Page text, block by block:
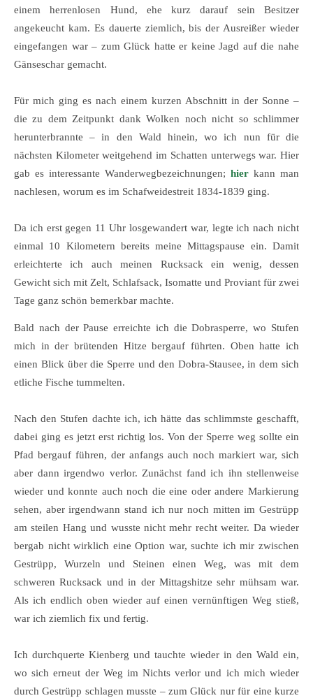
einem herrenlosen Hund, ehe kurz darauf sein Besitzer
angekeucht kam. Es dauerte ziemlich, bis der Ausreißer wieder
eingefangen war – zum Glück hatte er keine Jagd auf die nahe
Gänseschar gemacht.
Für mich ging es nach einem kurzen Abschnitt in der Sonne –
die zu dem Zeitpunkt dank Wolken noch nicht so schlimmer
herunterbrannte – in den Wald hinein, wo ich nun für die
nächsten Kilometer weitgehend im Schatten unterwegs war. Hier
gab es interessante Wanderwegbezeichnungen; hier kann man
nachlesen, worum es im Schafweidestreit 1834-1839 ging.
Da ich erst gegen 11 Uhr losgewandert war, legte ich nach nicht
einmal 10 Kilometern bereits meine Mittagspause ein. Damit
erleichterte ich auch meinen Rucksack ein wenig, dessen
Gewicht sich mit Zelt, Schlafsack, Isomatte und Proviant für zwei
Tage ganz schön bemerkbar machte.
Bald nach der Pause erreichte ich die Dobrasperre, wo Stufen
mich in der brütenden Hitze bergauf führten. Oben hatte ich
einen Blick über die Sperre und den Dobra-Stausee, in dem sich
etliche Fische tummelten.
Nach den Stufen dachte ich, ich hätte das schlimmste geschafft,
dabei ging es jetzt erst richtig los. Von der Sperre weg sollte ein
Pfad bergauf führen, der anfangs auch noch markiert war, sich
aber dann irgendwo verlor. Zunächst fand ich ihn stellenweise
wieder und konnte auch noch die eine oder andere Markierung
sehen, aber irgendwann stand ich nur noch mitten im Gestrüpp
am steilen Hang und wusste nicht mehr recht weiter. Da wieder
bergab nicht wirklich eine Option war, suchte ich mir zwischen
Gestrüpp, Wurzeln und Steinen einen Weg, was mit dem
schweren Rucksack und in der Mittagshitze sehr mühsam war.
Als ich endlich oben wieder auf einen vernünftigen Weg stieß,
war ich ziemlich fix und fertig.
Ich durchquerte Kienberg und tauchte wieder in den Wald ein,
wo sich erneut der Weg im Nichts verlor und ich mich wieder
durch Gestrüpp schlagen musste – zum Glück nur für eine kurze